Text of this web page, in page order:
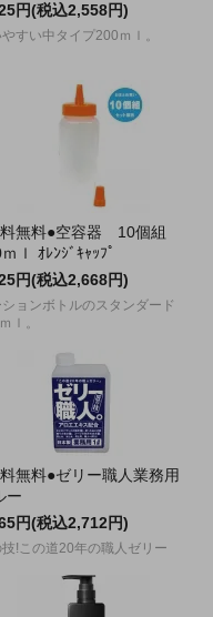
円(税込2,558円)
すい中タイプ200ｍｌ。
料無料●空容器 10個組
ｌ ｵﾚﾝｼﾞｷｬｯﾌﾟ
円(税込2,668円)
ションボトルのスタンダード
ｌ。
無料●ゼリー職人業務用
ー
円(税込2,712円)
技!この道20年の職人ゼリー